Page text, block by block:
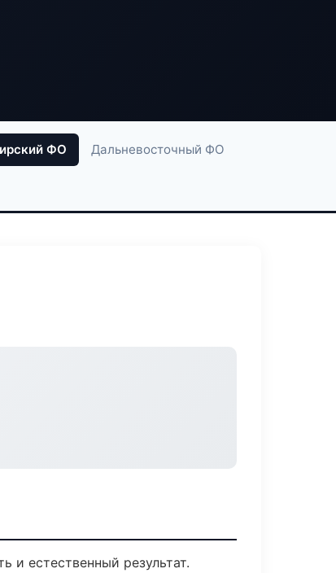
ФО Дальневосточный ФО
естественный результат.